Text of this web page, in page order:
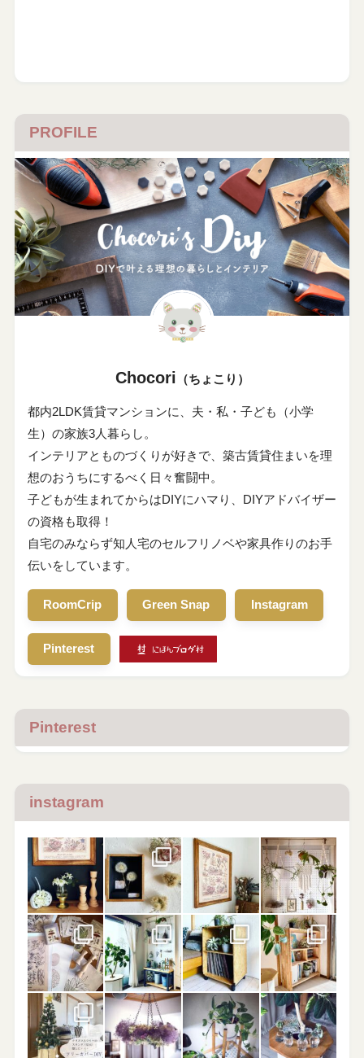
PROFILE
Chocori （ちょこり）
都内2LDK賃貸マンションに、夫・私・子ども（小学
生）の家族3人暮らし。
インテリアとものづくりが好きで、築古賃貸住まいを理
想のおうちにするべく日々奮闘中。
子どもが生まれてからはDIYにハマり、DIYアドバイザー
の資格も取得！
自宅のみならず知人宅のセルフリノベや家具作りのお手
伝いをしています。
RoomCrip Green Snap Instagram
Pinterest
Pinterest
instagram